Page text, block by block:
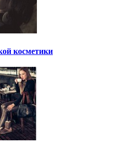
косметики